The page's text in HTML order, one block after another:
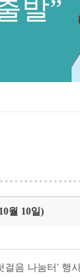
발”
월 10일)
걸음 나눔터' 행